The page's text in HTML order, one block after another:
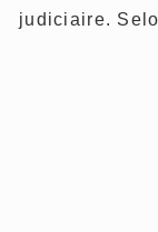
judiciaire.